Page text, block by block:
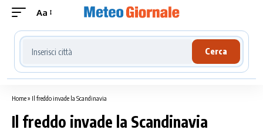
Aa
Cerca località meteo
Cerca
Home» Il freddo invade la Scandinavia
Il freddo invade la Scandinavia